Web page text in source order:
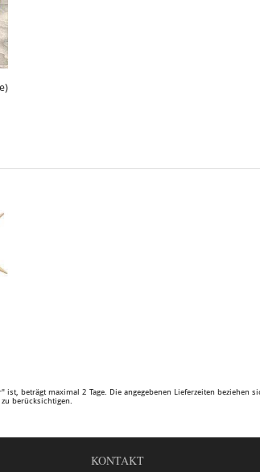
beträgt maximal 2 Tage. Die angegebenen Lieferzeiten beziehen
zu berücksichtigen.
KONTAKT